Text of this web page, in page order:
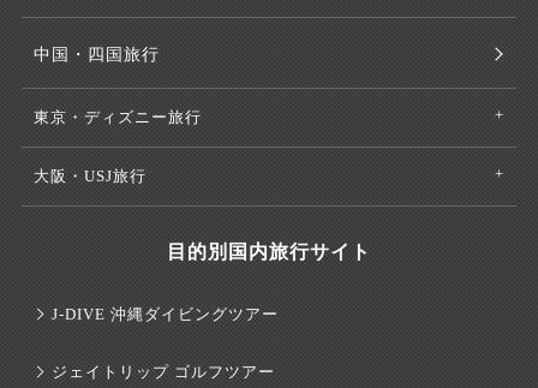
中国・四国旅行
東京・ディズニー旅行
大阪・USJ旅行
目的別国内旅行サイト
J-DIVE 沖縄ダイビングツアー
ジェイトリップ ゴルフツアー